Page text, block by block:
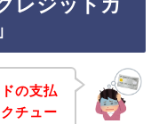
の支払
チュー